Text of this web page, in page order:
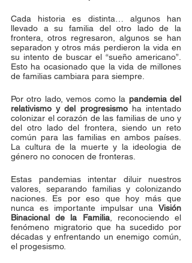
Cada historia es distinta… algunos han
llevado a su familia del otro lado de la
frontera, otros regresaron, algunos se han
separadon y otros más perdieron la vida en
su intento de buscar el “sueño americano”.
Esto ha ocasionado que la vida de millones
de familias cambiara para siempre.
Por otro lado, vemos como la pandemia del
relativismo y del progresismo ha intentado
colonizar el corazón de las familias de uno y
del otro lado del frontera, siendo un reto
común para las familias en ambos países.
La cultura de la muerte y la ideologia de
género no conocen de fronteras.
Estas pandemias intentar diluir nuestros
valores, separando familias y colonizando
naciones. Es por eso que hoy más que
nunca es importante impulsar una Visión
Binacional de la Familia, reconociendo el
fenómeno migratorio que ha sucedido por
décadas y enfrentando un enemigo común,
el progesismo.